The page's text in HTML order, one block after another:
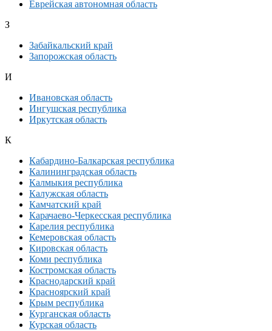
Еврейская автономная область
З
Забайкальский край
Запорожская область
И
Ивановская область
Ингушская республика
Иркутская область
К
Кабардино-Балкарская республика
Калининградская область
Калмыкия республика
Калужская область
Камчатский край
Карачаево-Черкесская республика
Карелия республика
Кемеровская область
Кировская область
Коми республика
Костромская область
Краснодарский край
Красноярский край
Крым республика
Курганская область
Курская область